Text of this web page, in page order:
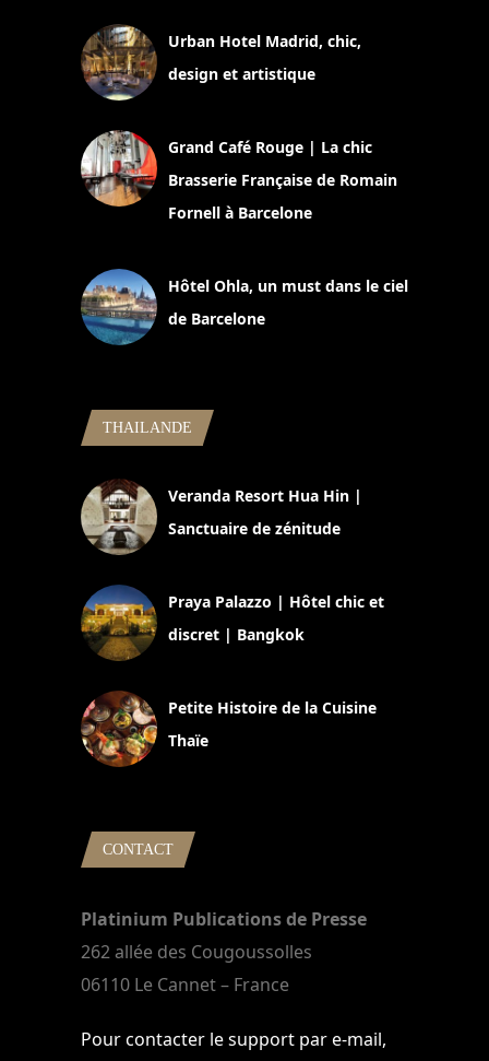
Urban Hotel Madrid, chic,
design et artistique
Grand Café Rouge | La chic
Brasserie Française de Romain
Fornell à Barcelone
Hôtel Ohla, un must dans le ciel
de Barcelone
THAILANDE
Veranda Resort Hua Hin |
Sanctuaire de zénitude
Praya Palazzo | Hôtel chic et
discret | Bangkok
Petite Histoire de la Cuisine
Thaïe
CONTACT
Platinium Publications de Presse
262 allée des Cougoussolles
06110 Le Cannet – France
Pour contacter le support par e-mail,